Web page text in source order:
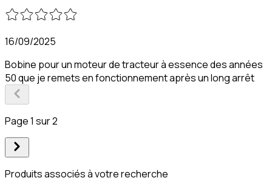
16/09/2025
Bobine pour un moteur de tracteur à essence des années
50 que je remets en fonctionnement après un long arrêt
Page 1 sur 2
Produits associés à votre recherche